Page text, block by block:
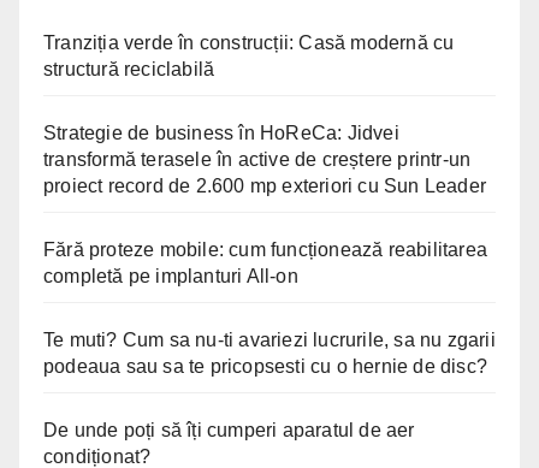
Tranziția verde în construcții: Casă modernă cu
structură reciclabilă
Strategie de business în HoReCa: Jidvei
transformă terasele în active de creștere printr-un
proiect record de 2.600 mp exteriori cu Sun Leader
Fără proteze mobile: cum funcționează reabilitarea
completă pe implanturi All-on
Te muti? Cum sa nu-ti avariezi lucrurile, sa nu zgarii
podeaua sau sa te pricopsesti cu o hernie de disc?
De unde poți să îți cumperi aparatul de aer
condiționat?